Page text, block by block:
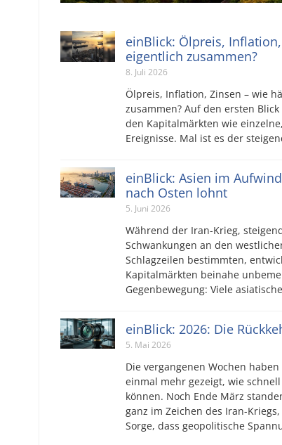
einBlick: Ölpreis,
eigentlich zusammen?
8. Juli 2026
Ölpreis, Inflation, Zinsen – wie
zusammen? Auf den ersten
den Kapitalmärkten wie
Ereignisse. Mal ist es der
einBlick: Asien im
nach Osten lohnt
5. Juni 2026
Während der Iran-Krieg,
Schwankungen an den
Schlagzeilen bestimmten,
Kapitalmärkten beinahe
Gegenbewegung: Viele
einBlick: 2026: Die
5. Mai 2026
Die vergangenen Wochen
einmal mehr gezeigt, wie
können. Noch Ende März
ganz im Zeichen des Iran-
Sorge, dass geopolitische